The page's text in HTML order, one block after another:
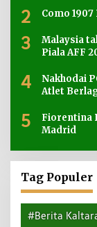
2 Como
3
Malaysia
Piala AFF
4
Nakhodai
Atlet
5
Fiorentina
Madrid
Tag Populer
#Berita